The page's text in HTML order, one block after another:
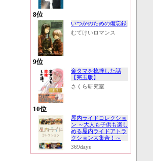
8位
いつかのための備忘録
むてけいロマンス
9位
金タマを捻挫した話
【完玉版】
さくら研究室
10位
屋内ライドコレクショ
ン ～大人も子供も楽し
める屋内ライドアトラ
クション大集合！～
369days